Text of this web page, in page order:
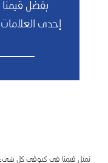
بفضل قيمنا
إحدى العلامات
تمثل قيمنا في كيوڤي كل شيء